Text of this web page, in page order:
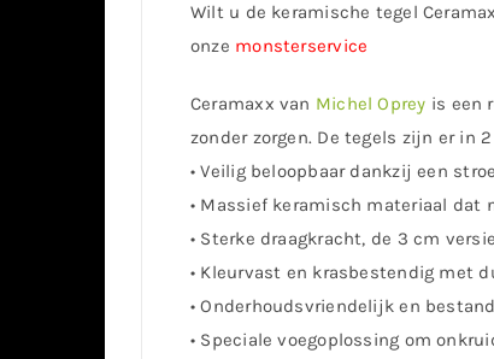
Wilt u de keramische tegel
onze monsterservice
Ceramaxx van Michel Oprey is een
zonder zorgen. De tegels zijn er in
• Veilig beloopbaar dankzij een
• Massief keramisch materiaal dat
• Sterke draagkracht, de 3 cm
• Kleurvast en krasbestendig met
• Onderhoudsvriendelijk en
• Speciale voegoplossing om